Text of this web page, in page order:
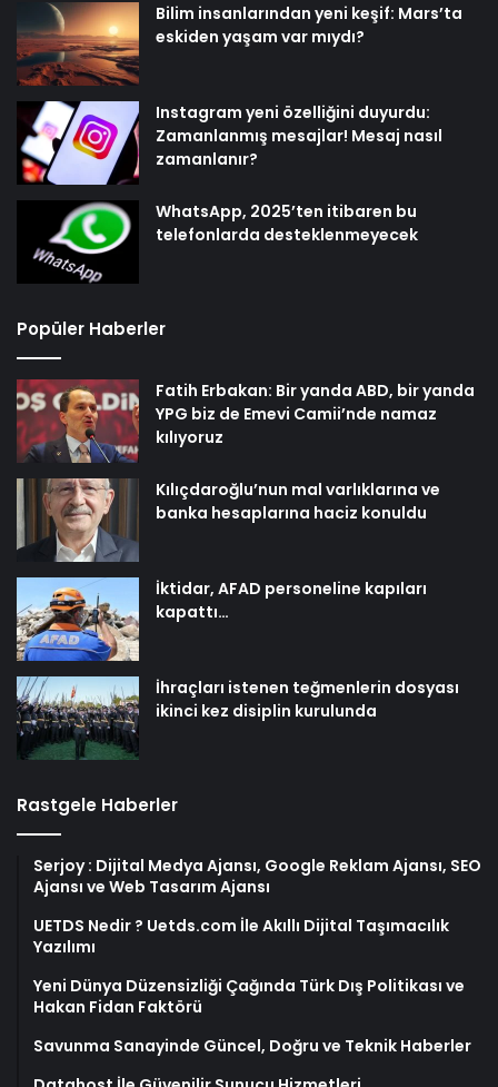
Bilim insanlarından yeni keşif: Mars’ta
eskiden yaşam var mıydı?
Instagram yeni özelliğini duyurdu:
Zamanlanmış mesajlar! Mesaj nasıl
zamanlanır?
WhatsApp, 2025’ten itibaren bu
telefonlarda desteklenmeyecek
Popüler Haberler
Fatih Erbakan: Bir yanda ABD, bir yanda
YPG biz de Emevi Camii’nde namaz
kılıyoruz
Kılıçdaroğlu’nun mal varlıklarına ve
banka hesaplarına haciz konuldu
İktidar, AFAD personeline kapıları
kapattı…
İhraçları istenen teğmenlerin dosyası
ikinci kez disiplin kurulunda
Rastgele Haberler
Serjoy : Dijital Medya Ajansı, Google Reklam Ajansı, SEO
Ajansı ve Web Tasarım Ajansı
UETDS Nedir ? Uetds.com İle Akıllı Dijital Taşımacılık
Yazılımı
Yeni Dünya Düzensizliği Çağında Türk Dış Politikası ve
Hakan Fidan Faktörü
Savunma Sanayinde Güncel, Doğru ve Teknik Haberler